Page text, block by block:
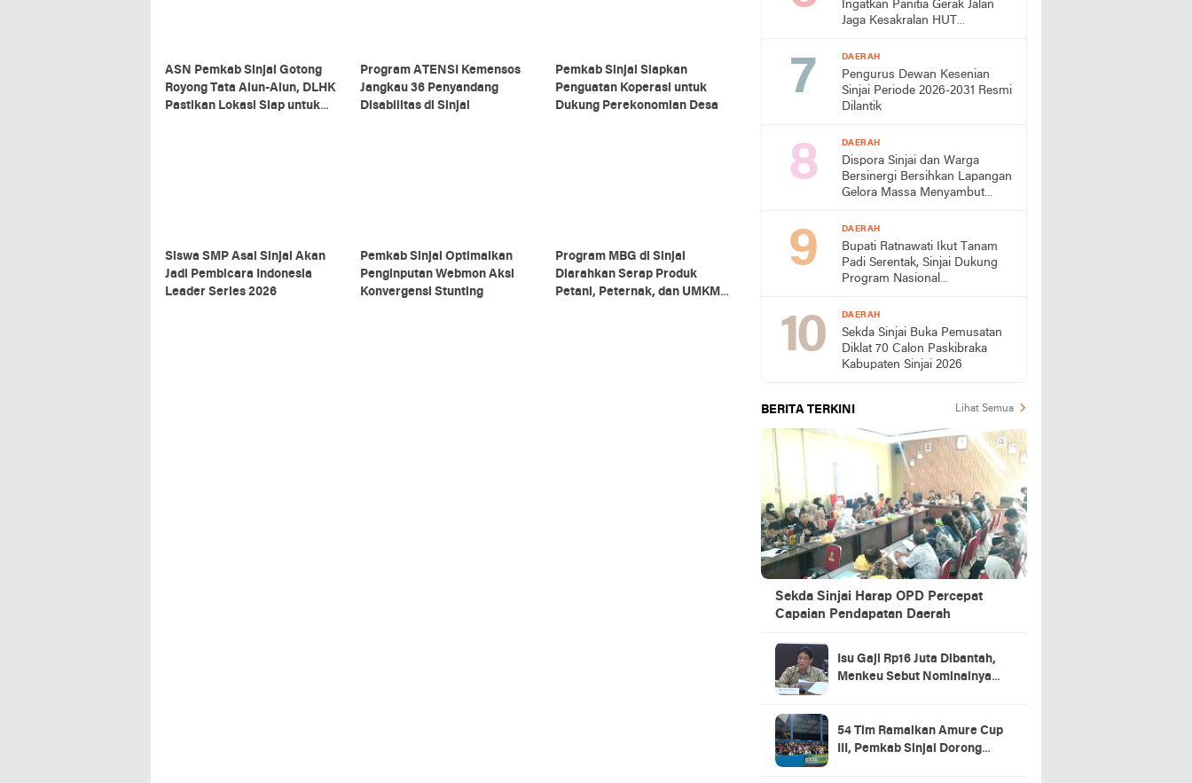
ASN Pemkab Sinjai Gotong
Royong Tata Alun-Alun, DLHK
Pastikan Lokasi Siap untuk
Program ATENSI Kemensos
Jangkau 36 Penyandang
Disabilitas di Sinjai
Pemkab Sinjai Siapkan
Penguatan Koperasi untuk
Dukung Perekonomian Desa
Siswa SMP Asal Sinjai Akan
Jadi Pembicara Indonesia
Leader Series 2026
Pemkab Sinjai Optimalkan
Penginputan Webmon Aksi
Konvergensi Stunting
Program MBG di Sinjai
Diarahkan Serap Produk
Petani, Peternak, dan UMKM
Ingatkan Panitia Gerak Jalan
Jaga Kesakralan HUT
DAERAH
Pengurus Dewan Kesenian
Sinjai Periode 2026-2031 Resmi
Dilantik
DAERAH
Dispora Sinjai dan Warga
Bersinergi Bersihkan Lapangan
Gelora Massa Menyambut
DAERAH
Bupati Ratnawati Ikut Tanam
Padi Serentak, Sinjai Dukung
Program Nasional
DAERAH
Sekda Sinjai Buka Pemusatan
Diklat 70 Calon Paskibraka
Kabupaten Sinjai 2026
BERITA TERKINI Lihat Semua
Sekda Sinjai Harap OPD Percepat
Capaian Pendapatan Daerah
Isu Gaji Rp16 Juta Dibantah,
Menkeu Sebut Nominalnya
54 Tim Ramaikan Amure Cup
III, Pemkab Sinjai Dorong